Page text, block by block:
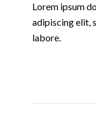
Lorem ipsum
adipiscing elit,
labore.